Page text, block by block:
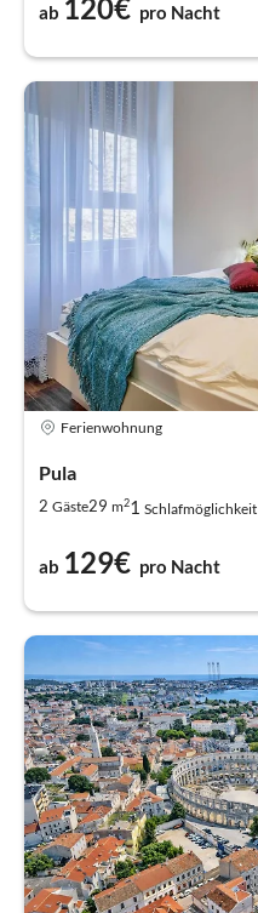
ab 120€ pro Nacht
Ferienwohnung
Pula
2 Gäste29 m21 Schlafmöglichkeit
ab 129€ pro Nacht